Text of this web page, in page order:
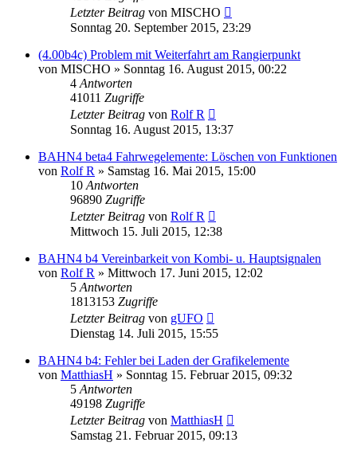
Letzter Beitrag von MISCHO
Sonntag 20. September 2015, 23:29
(4.00b4c) Problem mit Weiterfahrt am Rangierpunkt
von MISCHO » Sonntag 16. August 2015, 00:22
4 Antworten
41011 Zugriffe
Letzter Beitrag von Rolf R
Sonntag 16. August 2015, 13:37
BAHN4 beta4 Fahrwegelemente: Löschen von Funktionen
von Rolf R » Samstag 16. Mai 2015, 15:00
10 Antworten
96890 Zugriffe
Letzter Beitrag von Rolf R
Mittwoch 15. Juli 2015, 12:38
BAHN4 b4 Vereinbarkeit von Kombi- u. Hauptsignalen
von Rolf R » Mittwoch 17. Juni 2015, 12:02
5 Antworten
1813153 Zugriffe
Letzter Beitrag von gUFO
Dienstag 14. Juli 2015, 15:55
BAHN4 b4: Fehler bei Laden der Grafikelemente
von MatthiasH » Sonntag 15. Februar 2015, 09:32
5 Antworten
49198 Zugriffe
Letzter Beitrag von MatthiasH
Samstag 21. Februar 2015, 09:13